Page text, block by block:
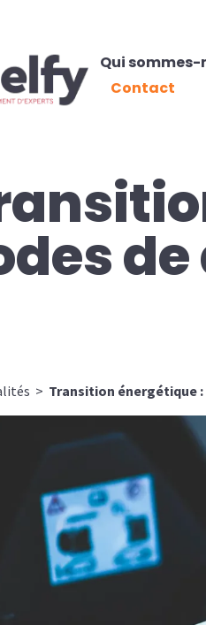
Qui sommes-
Contact
> Transition énergétique